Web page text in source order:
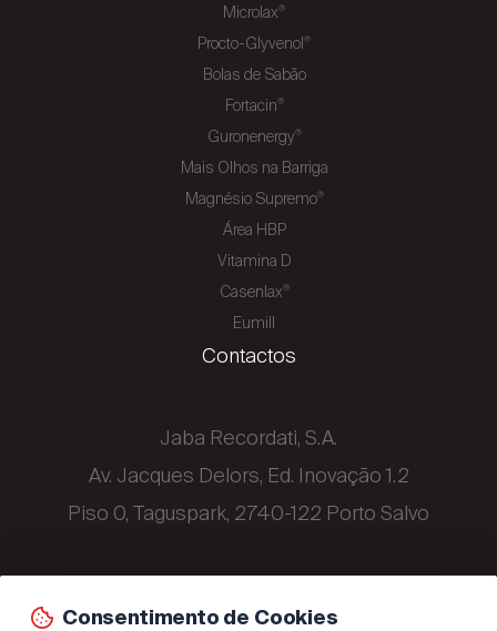
Microlax®
Procto-Glyvenol®
Bolas de Sabão
Fortacin®
Guronenergy®
Mais Olhos na Barriga
Magnésio Supremo®
Área HBP
Vitamina D
Casenlax®
Eumill
Contactos
Jaba Recordati, S.A.
Av. Jacques Delors, Ed. Inovação 1.2
Piso 0, Taguspark, 2740-122 Porto Salvo
Consentimento de Cookies